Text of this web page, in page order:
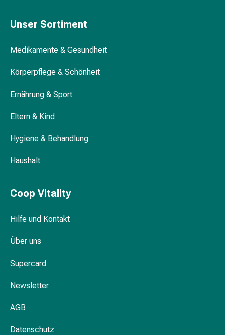
Mundentzündungen
Medikamente
Kopfhautbeschwerden
Körperpflege
Schönheit
Augenpflege
Reinigungs-
Kosmetiktücher
Unser Sortiment
Medikamente & Gesundheit
Körperpflege & Schönheit
Ernährung & Sport
Eltern & Kind
Hygiene & Behandlung
Haushalt
Coop Vitality
Hilfe und Kontakt
Über uns
Supercard
Newsletter
AGB
Datenschutz